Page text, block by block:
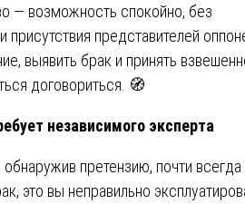
— возможность спокойно, без
представителей
выявить брак и принять
договориться. 🧭
независимого эксперта
претензию, почти всегда
это вы неправильно